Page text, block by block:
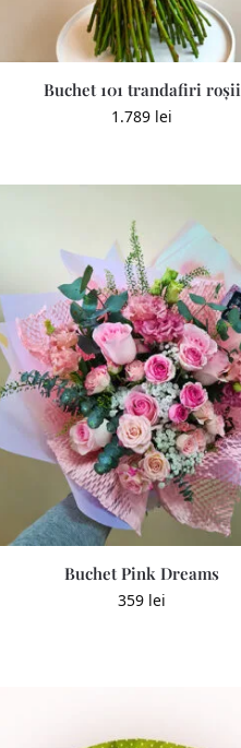
Buchet 101 trandafiri roșii
1.789 lei
Buchet Pink Dreams
359 lei